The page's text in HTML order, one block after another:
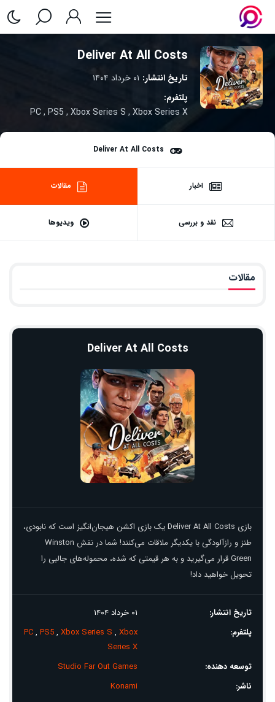
Deliver At All Costs
تاریخ انتشار: ۰۱ خرداد ۱۴۰۴
پلتفرم:
PC, PS5 , Xbox Series S , Xbox Series X
Deliver At All Costs
اخبار مقالات
نقد و بررسی ویدیوها
مقالات
Deliver At All Costs
بازی Deliver At All Costs یک بازی اکشن هیجان‌انگیز است که نابودی،
طنز و رازآلودگی با یکدیگر ملاقات می‌کنند! شما در نقش Winston
Green قرار می‌گیرید و به هر قیمتی که شده، محموله‌های جالبی را
تحویل خواهید داد!
تاریخ انتشار:
۰۱ خرداد ۱۴۰۴
پلتفرم:
PC, PS5, Xbox Series S , Xbox
Series X
توسعه دهنده:
Studio Far Out Games
ناشر:
Konami